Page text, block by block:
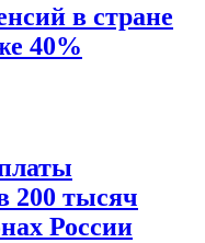
в стране
40%
200 тысяч
России